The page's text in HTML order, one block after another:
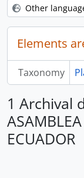
Other
Elements
Taxonomy
1 Archival
ECUADOR